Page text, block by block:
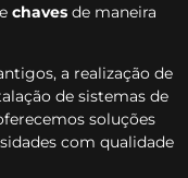
e chaves de maneira
a realização de
de sistemas de
soluções
com qualidade